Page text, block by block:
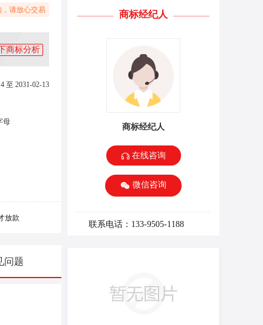
请放心交易
商标分析
至 2031-02-13
母
放款
问题
商标经纪人
商标经纪人
在线咨询
微信咨询
联系电话：133-9505-1188